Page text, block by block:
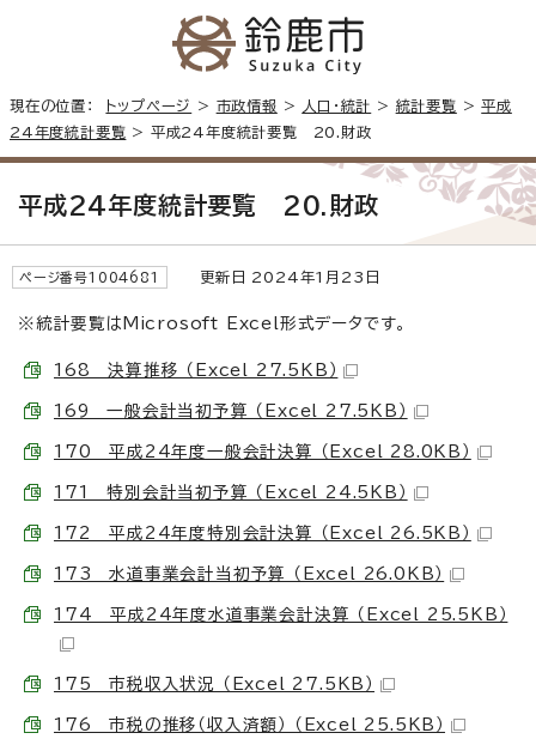
現在の位置： トップページ > 市政情報 > 人口・統計 > 統計要覧 >平成
24年度統計要覧 > 平成24年度統計要覧 20.財政
平成24年度統計要覧 20.財政
ページ番号1004681 更新日 2024年1月23日
※統計要覧はMicrosoft Excel形式データです。
168 決算推移 （Excel 27.5KB）
169 一般会計当初予算 （Excel 27.5KB）
170 平成24年度一般会計決算 （Excel 28.0KB）
171 特別会計当初予算 （Excel 24.5KB）
172 平成24年度特別会計決算 （Excel 26.5KB）
173 水道事業会計当初予算 （Excel 26.0KB）
174 平成24年度水道事業会計決算 （Excel 25.5KB）
175 市税収入状況 （Excel 27.5KB）
176 市税の推移（収入済額） （Excel 25.5KB）